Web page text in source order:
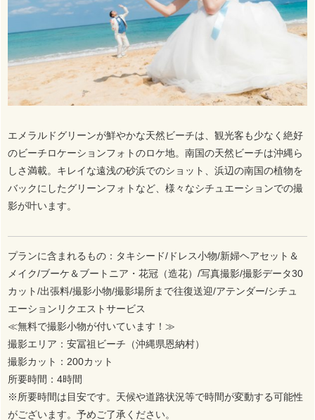
エメラルドグリーンが鮮やかな天然ビーチは、観光客も少なく絶好
のビーチロケーションフォトのロケ地。南国の天然ビーチは沖縄ら
しさ満載。キレイな遠浅の砂浜でのショット、浜辺の南国の植物を
バックにしたグリーンフォトなど、様々なシチュエーションでの撮
影が叶います。
プランに含まれるもの：タキシード/ドレス小物/新婦ヘアセット＆
メイク/ブーケ＆ブートニア・花冠（造花）/写真撮影/撮影データ30
カット/出張料/撮影小物/撮影場所まで往復送迎/アテンダー/シチュ
エーションリクエストサービス
≪無料で撮影小物が付いています！≫
撮影エリア：安冨祖ビーチ（沖縄県恩納村）
撮影カット：200カット
所要時間：4時間
※所要時間は目安です。天候や道路状況等で時間が変動する可能性
がございます。予めご了承ください。